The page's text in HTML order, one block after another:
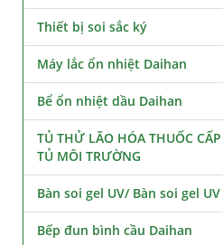
Thiết bị soi sắc ký
Máy lắc ổn nhiệt Daihan
Bể ổn nhiệt dầu Daihan
TỦ THỬ LÃO HÓA THUỐC
TỦ MÔI TRƯỜNG
Bàn soi gel UV/ Bàn soi gel
Bếp đun bình cầu Daihan